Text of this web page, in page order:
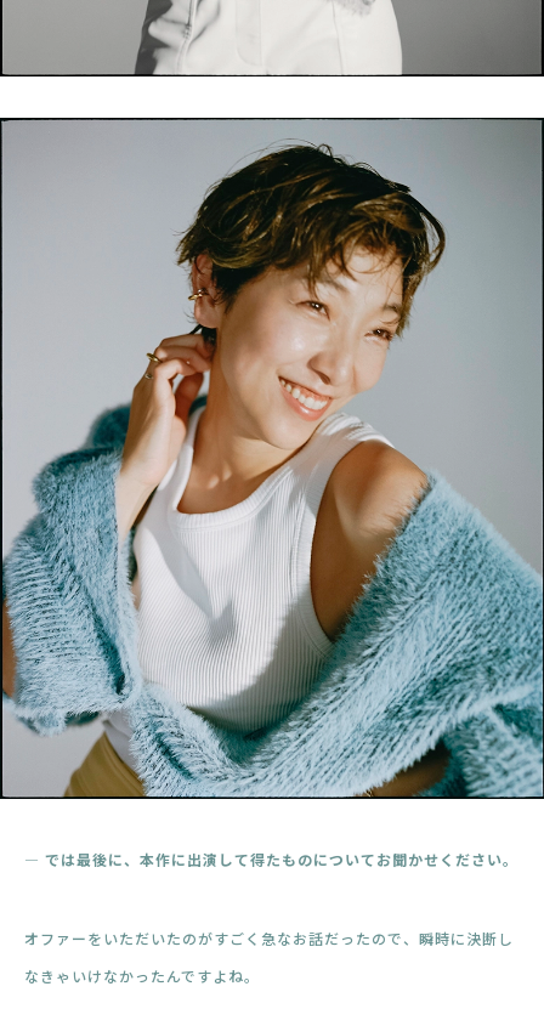
― では最後に、本作に出演して得たものについてお聞かせください。
オファーをいただいたのがすごく急なお話だったので、瞬時に決断し
なきゃいけなかったんですよね。